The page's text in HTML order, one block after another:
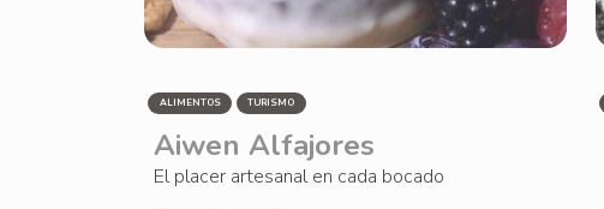
ALIMENTOS TURISMO
Aiwen Alfajores
El placer artesanal en cada bocado